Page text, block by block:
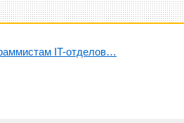
IT-отделов…